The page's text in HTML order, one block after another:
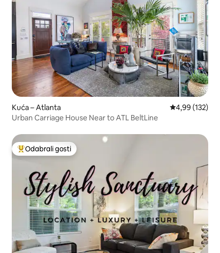
Kuća – Atlanta Prosječna
4,99 (132)
Urban Carriage House Near to ATL BeltLine
Među najviše rangiranima s oznakom „Odabrali gosti”
Odabrali gosti